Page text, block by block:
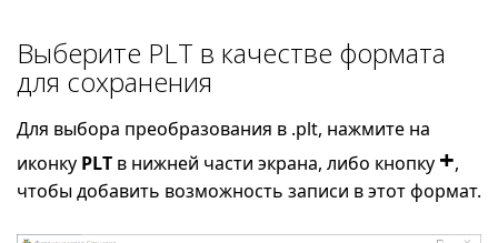
Выберите PLT в качестве формата
для сохранения
Для выбора преобразования в .plt, нажмите на
иконку PLT в нижней части экрана, либо кнопку +,
чтобы добавить возможность записи в этот формат.